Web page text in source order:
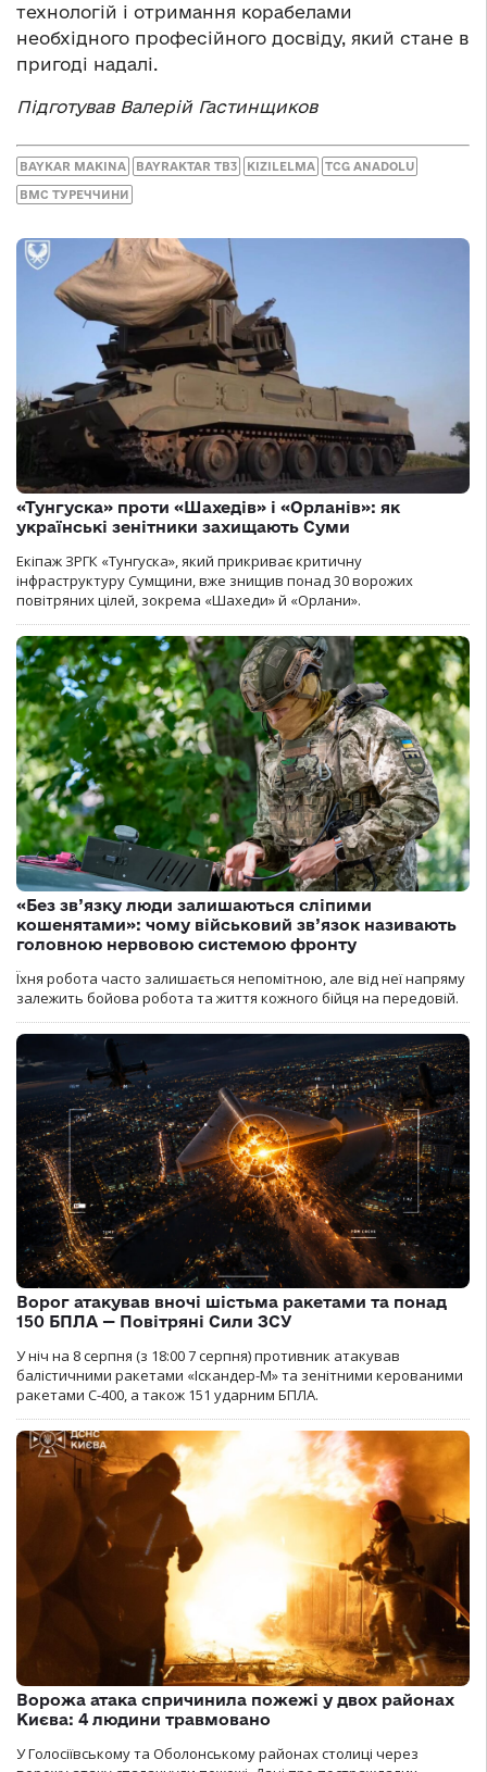
технологій і отримання корабелами
необхідного професійного досвіду, який стане в
пригоді надалі.
Підготував Валерій Гастинщиков
BAYKAR MAKINA BAYRAKTAR TB3 KIZILELMA TCG ANADOLU
ВМС ТУРЕЧЧИНИ
«Тунгуска» проти «Шахедів» і «Орланів»: як
українські зенітники захищають Суми
Екіпаж ЗРГК «Тунгуска», який прикриває критичну
інфраструктуру Сумщини, вже знищив понад 30 ворожих
повітряних цілей, зокрема «Шахеди» й «Орлани».
«Без зв’язку люди залишаються сліпими
кошенятами»: чому військовий зв’язок називають
головною нервовою системою фронту
Їхня робота часто залишається непомітною, але від неї напряму
залежить бойова робота та життя кожного бійця на передовій.
Ворог атакував вночі шістьма ракетами та понад
150 БПЛА — Повітряні Сили ЗСУ
У ніч на 8 серпня (з 18:00 7 серпня) противник атакував
балістичними ракетами «Іскандер-М» та зенітними керованими
ракетами С-400, а також 151 ударним БПЛА.
Ворожа атака спричинила пожежі у двох районах
Києва: 4 людини травмовано
У Голосіївському та Оболонському районах столиці через